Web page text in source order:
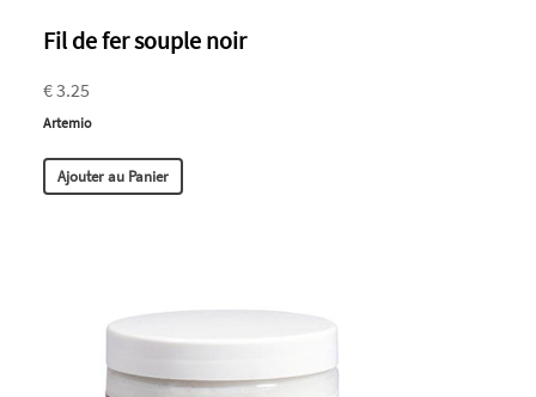
Fil de fer souple noir
€ 3.25
Artemio
Ajouter au Panier